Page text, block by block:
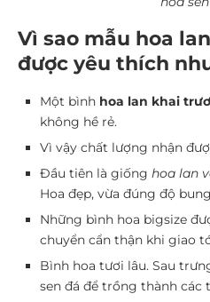
Vì sao mẫu hoa
được yêu thích
Một bình hoa lan khai
không hề rẻ.
Vì vậy chất lượng nhận
Đầu tiên là giống hoa lan
Hoa đẹp, vừa đúng độ
Những bình hoa bigsize
chuyển cẩn thận khi giao
Bình hoa tươi lâu. Sau
sen đá để trồng thành các